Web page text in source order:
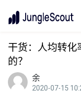
干货：人均转化
的？
余
2020-07-15